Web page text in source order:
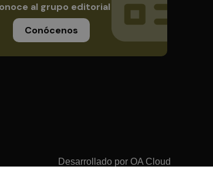
al grupo editorial
Conócenos
Desarrollado por OA Cloud